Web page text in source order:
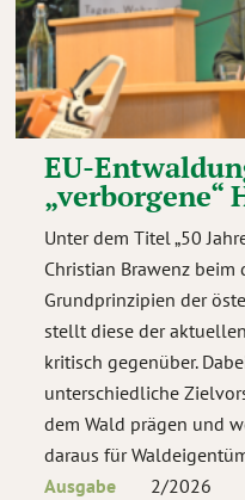
EU-
„verborgene“
Unter dem Titel „50
Christian Brawenz
Grundprinzipien der
stellt diese der
kritisch gegenüber.
unterschiedliche
dem Wald prägen und
daraus für
Ausgabe
2/2026